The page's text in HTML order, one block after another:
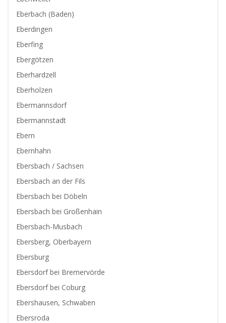
Eberbach (Baden)
Eberdingen
Eberfing
Ebergötzen
Eberhardzell
Eberholzen
Ebermannsdorf
Ebermannstadt
Ebern
Ebernhahn
Ebersbach / Sachsen
Ebersbach an der Fils
Ebersbach bei Döbeln
Ebersbach bei Großenhain
Ebersbach-Musbach
Ebersberg, Oberbayern
Ebersburg
Ebersdorf bei Bremervörde
Ebersdorf bei Coburg
Ebershausen, Schwaben
Ebersroda